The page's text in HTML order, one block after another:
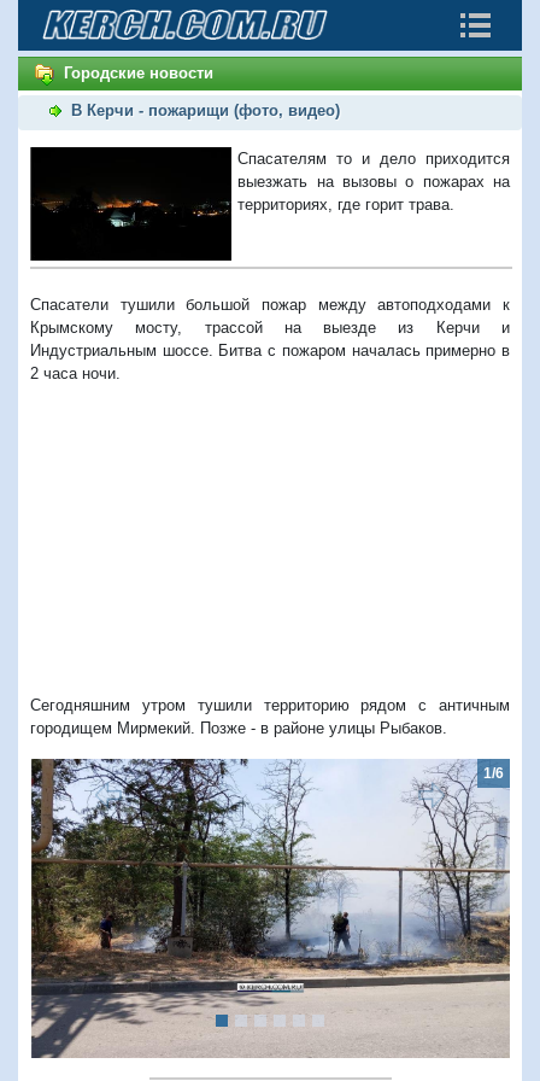
Городские новости
В Керчи - пожарищи (фото, видео)
Спасателям то и дело приходится
выезжать на вызовы о пожарах на
территориях, где горит трава.
Спасатели тушили большой пожар между автоподходами к
Крымскому мосту, трассой на выезде из Керчи и
Индустриальным шоссе. Битва с пожаром началась примерно в
2 часа ночи.
Сегодняшним утром тушили территорию рядом с античным
городищем Мирмекий. Позже - в районе улицы Рыбаков.
1/6
Предыдущий